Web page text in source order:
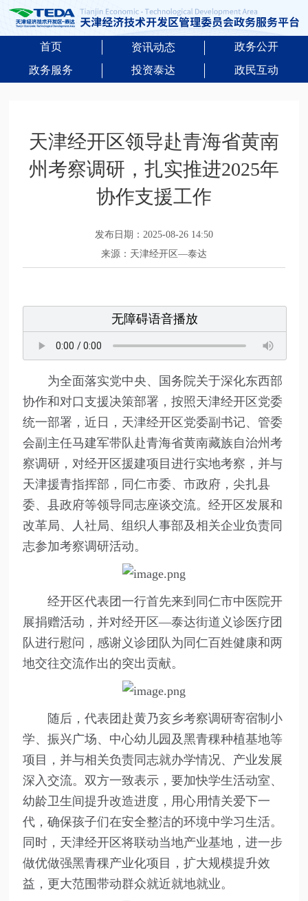
首页 资讯动态
政务公开
政务服务
投资泰达 政民互动
天津经开区领导赴青海省黄南
州考察调研，扎实推进2025年
协作支援工作
发布日期：2025-08-26 14:50
来源：天津经开区—泰达
无障碍语音播放
为全面落实党中央、国务院关于深化东西部
协作和对口支援决策部署，按照天津经开区党委
统一部署，近日，天津经开区党委副书记、管委
会副主任马建军带队赴青海省黄南藏族自治州考
察调研，对经开区援建项目进行实地考察，并与
天津援青指挥部，同仁市委、市政府，尖扎县
委、县政府等领导同志座谈交流。经开区发展和
改革局、人社局、组织人事部及相关企业负责同
志参加考察调研活动。
经开区代表团一行首先来到同仁市中医院开
展捐赠活动，并对经开区—泰达街道义诊医疗团
队进行慰问，感谢义诊团队为同仁百姓健康和两
地交往交流作出的突出贡献。
随后，代表团赴黄乃亥乡考察调研寄宿制小
学、振兴广场、中心幼儿园及黑青稞种植基地等
项目，并与相关负责同志就办学情况、产业发展
深入交流。双方一致表示，要加快学生活动室、
幼龄卫生间提升改造进度，用心用情关爱下一
代，确保孩子们在安全整洁的环境中学习生活。
同时，天津经开区将联动当地产业基地，进一步
做优做强黑青稞产业化项目，扩大规模提升效
益，更大范围带动群众就近就地就业。